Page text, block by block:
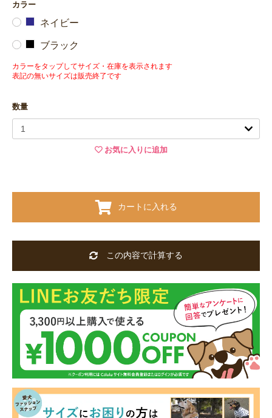
カラー
ネイビー
ブラック
カラーをタップしてサイズ・在庫を表示されます
表記の無いサイズは販売終了です
数量
お気に入りに追加
カートに入れる
この内容で計算する